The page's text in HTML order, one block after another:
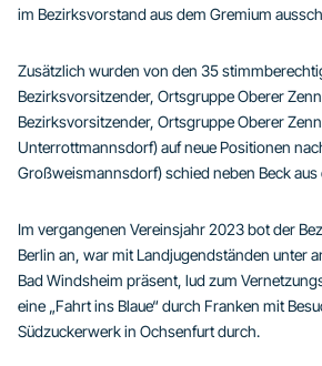
im Bezirksvorstand aus dem Gremium
Zusätzlich wurden von den 35
Bezirksvorsitzender, Ortsgruppe Oberer
Bezirksvorsitzender, Ortsgruppe Oberer
Unterrottmannsdorf) auf neue Positionen
Großweismannsdorf) schied neben Beck
Im vergangenen Vereinsjahr 2023 bot der
Berlin an, war mit Landjugendständen unter
Bad Windsheim präsent, lud zum
eine „Fahrt ins Blaue“ durch Franken mit
Südzuckerwerk in Ochsenfurt durch.